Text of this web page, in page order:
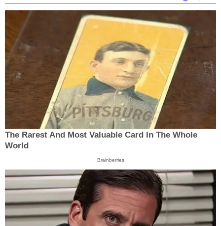
The Rarest And Most Valuable Card In The Whole
World
Brainberries